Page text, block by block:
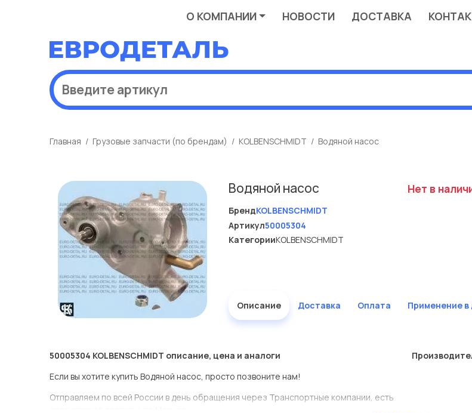
О КОМПАНИИ НОВОСТИ ДОСТАВКА
Главная Грузовые запчасти (по брендам) KOLBENSCHMIDT Водяной насос
Водяной насос
БрендKOLBENSCHMIDT
Артикул50005304
КатегорииKOLBENSCHMIDT
Нет в
Описание Доставка Оплата Применение в
50005304 KOLBENSCHMIDT описание, цена и аналоги
Если вы хотите купить Водяной насос, просто позвоните нам!
Отправляем по всей России в день обращения через Транспортные компании, есть